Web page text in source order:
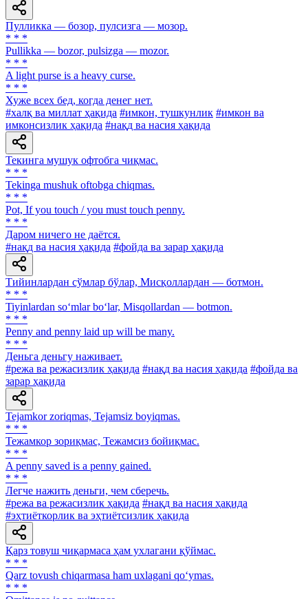
Пулликка — бозор, пулсизга — мозор.
* * *
Pullikka — bozor, pulsizga — mozor.
* * *
A light purse is a heavy curse.
* * *
Хуже всех бед, когда денег нет.
#халқ ва миллат ҳақида #имкон, тушкунлик #имкон ва
имконсизлик ҳақида #нақд ва насия ҳақида
Текинга мушук офтобга чиқмас.
* * *
Tekinga mushuk oftobga chiqmas.
* * *
Pot, If you touch / you must touch penny.
* * *
Даром ничего не даётся.
#нақд ва насия ҳақида #фойда ва зарар ҳақида
Тийинлардан сўмлар бўлар, Мисқоллардан — ботмон.
* * *
Tiyinlardan so‘mlar bo‘lar, Misqollardan — botmon.
* * *
Penny and penny laid up will be many.
* * *
Деньга деньгу наживает.
#режа ва режасизлик ҳақида #нақд ва насия ҳақида #фойда ва
зарар ҳақида
Tejamkor zoriqmas, Tejamsiz boyiqmas.
* * *
Тежамкор зориқмас, Тежамсиз бойиқмас.
* * *
A penny saved is a penny gained.
* * *
Легче нажить деньги, чем сберечь.
#режа ва режасизлик ҳақида #нақд ва насия ҳақида
#эҳтиёткорлик ва эҳтиётсизлик ҳақида
Қарз товуш чиқармаса ҳам ухлагани қўймас.
* * *
Qarz tovush chiqarmasa ham uxlagani qo‘ymas.
* * *